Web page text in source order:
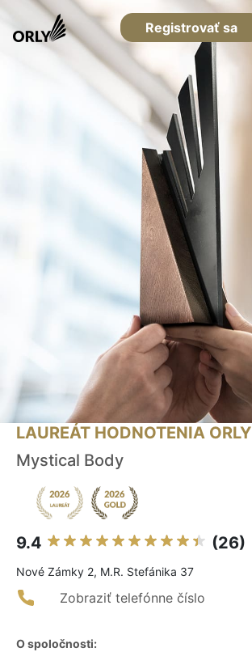
Registrovať sa
LAUREÁT HODNOTENIA ORLY
Mystical Body
9.4 (26)
Nové Zámky 2, M.R. Stefánika 37
Zobraziť telefónne číslo
O spoločnosti: